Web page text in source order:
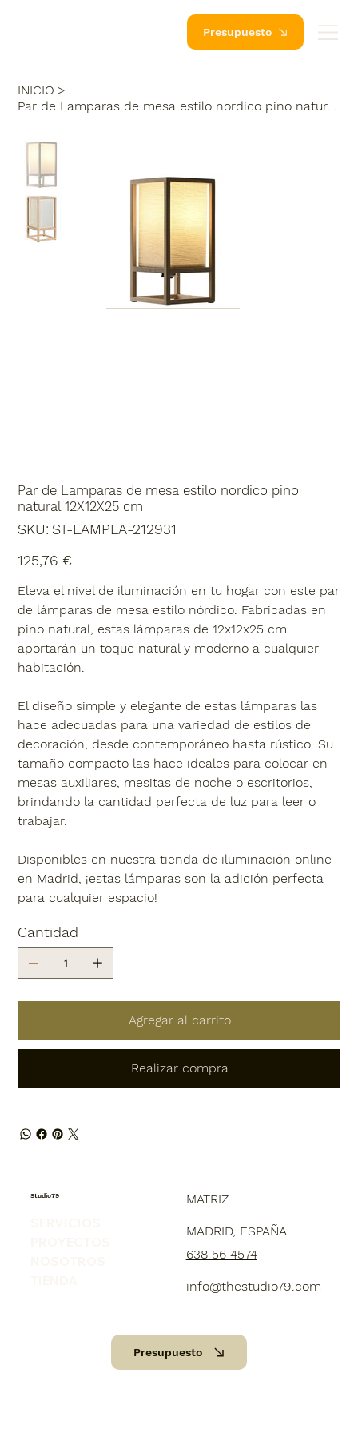
Presupuesto
INICIO >
Par de Lamparas de mesa estilo nordico pino
natural 12X12X25 cm
SKU: SKU
ST-
ST-LAMPLA-212931
125,76 €
Eleva el nivel de iluminación en tu hogar con este par
de lámparas de mesa estilo nórdico. Fabricadas en
pino natural, estas lámparas de 12x12x25 cm
aportarán un toque natural y moderno a cualquier
habitación.
El diseño simple y elegante de estas lámparas las
hace adecuadas para una variedad de estilos de
decoración, desde contemporáneo hasta rústico. Su
tamaño compacto las hace ideales para colocar en
mesas auxiliares, mesitas de noche o escritorios,
brindando la cantidad perfecta de luz para leer o
trabajar.
Disponibles en nuestra tienda de iluminación online
en Madrid, ¡estas lámparas son la adición perfecta
para cualquier espacio!
Cantidad
Agregar al carrito
Realizar compra
Studio79 MATRIZ
MADRID, ESPAÑA
638 56 4574
info@thestudio79.com
Presupuesto